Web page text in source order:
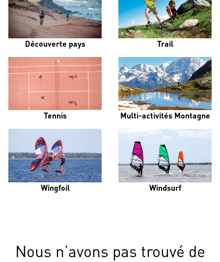
Découverte pays Trail
Tennis Multi-activités Montagne
Wingfoil Windsurf
Nous n’avons pas trouvé de